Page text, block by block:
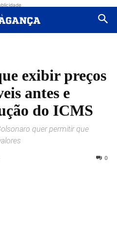
exibir preços
antes e
do ICMS
quer permitir que
0